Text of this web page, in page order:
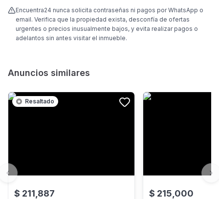
Encuentra24 nunca solicita contraseñas ni pagos por WhatsApp o
email. Verifica que la propiedad exista, desconfía de ofertas
urgentes o precios inusualmente bajos, y evita realizar pagos o
adelantos sin antes visitar el inmueble.
Anuncios similares
Resaltado
$ 211,887 $ 215,000
Previous slide